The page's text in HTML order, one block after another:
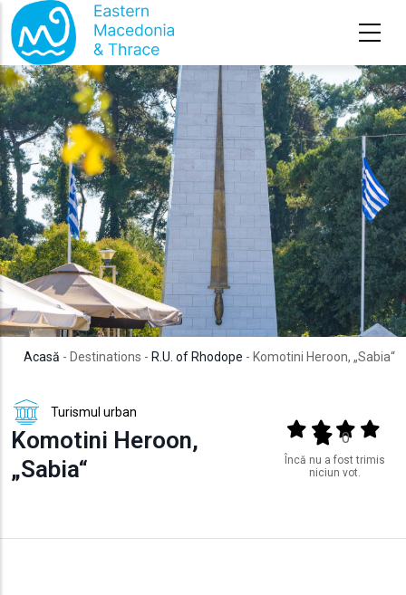
Sari la conținutul principal
Acasă - Destinations - R.U. of Rhodope - Komotini Heroon, „Sabia“
Turismul urban
Komotini Heroon,
„Sabia“
Output format
(star)(star)(star)
(star)
0
Încă nu a fost trimis
niciun vot.